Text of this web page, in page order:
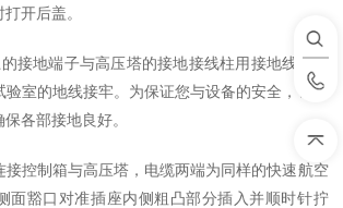
开后盖。
接地端子与高压塔的接地接线柱用接地线连接
室的地线接牢。为保证您与设备的安全，请务
各部接地良好。
接控制箱与高压塔，电缆两端为同样的快速航空
面豁口对准插座内侧粗凸部分插入并顺时针拧